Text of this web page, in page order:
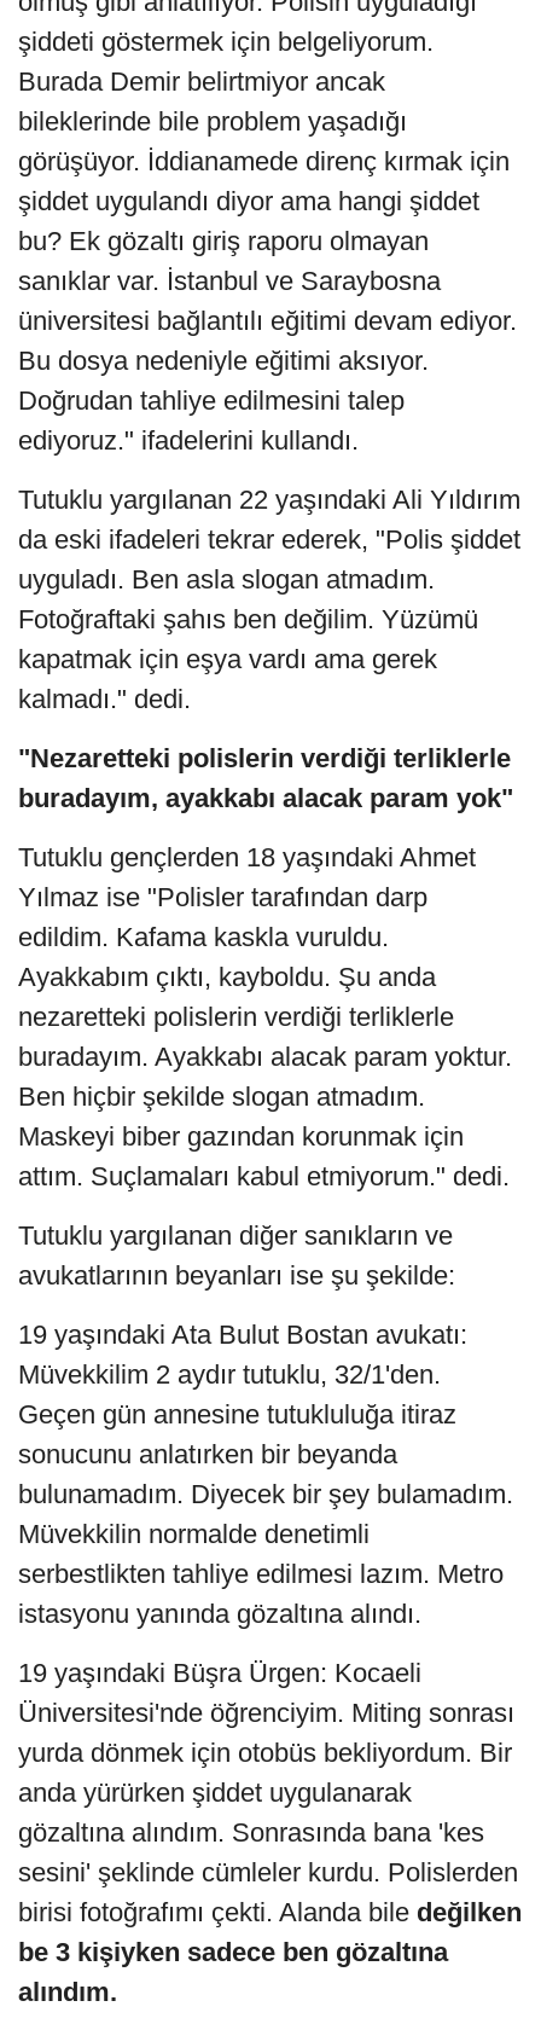
şiddeti göstermek için belgeliyorum.
Burada Demir belirtmiyor ancak
bileklerinde bile problem yaşadığı
görüşüyor. İddianamede direnç kırmak için
şiddet uygulandı diyor ama hangi şiddet
bu? Ek gözaltı giriş raporu olmayan
sanıklar var. İstanbul ve Saraybosna
üniversitesi bağlantılı eğitimi devam ediyor.
Bu dosya nedeniyle eğitimi aksıyor.
Doğrudan tahliye edilmesini talep
ediyoruz." ifadelerini kullandı.
Tutuklu yargılanan 22 yaşındaki Ali Yıldırım
da eski ifadeleri tekrar ederek, "Polis şiddet
uyguladı. Ben asla slogan atmadım.
Fotoğraftaki şahıs ben değilim. Yüzümü
kapatmak için eşya vardı ama gerek
kalmadı." dedi.
"Nezaretteki polislerin verdiği terliklerle
buradayım, ayakkabı alacak param yok"
Tutuklu gençlerden 18 yaşındaki Ahmet
Yılmaz ise "Polisler tarafından darp
edildim. Kafama kaskla vuruldu.
Ayakkabım çıktı, kayboldu. Şu anda
nezaretteki polislerin verdiği terliklerle
buradayım. Ayakkabı alacak param yoktur.
Ben hiçbir şekilde slogan atmadım.
Maskeyi biber gazından korunmak için
attım. Suçlamaları kabul etmiyorum." dedi.
Tutuklu yargılanan diğer sanıkların ve
avukatlarının beyanları ise şu şekilde:
19 yaşındaki Ata Bulut Bostan avukatı:
Müvekkilim 2 aydır tutuklu, 32/1'den.
Geçen gün annesine tutukluluğa itiraz
sonucunu anlatırken bir beyanda
bulunamadım. Diyecek bir şey bulamadım.
Müvekkilin normalde denetimli
serbestlikten tahliye edilmesi lazım. Metro
istasyonu yanında gözaltına alındı.
19 yaşındaki Büşra Ürgen: Kocaeli
Üniversitesi'nde öğrenciyim. Miting sonrası
yurda dönmek için otobüs bekliyordum. Bir
anda yürürken şiddet uygulanarak
gözaltına alındım. Sonrasında bana 'kes
sesini' şeklinde cümleler kurdu. Polislerden
birisi fotoğrafımı çekti. Alanda bile değilken
be 3 kişiyken sadece ben gözaltına
alındım.